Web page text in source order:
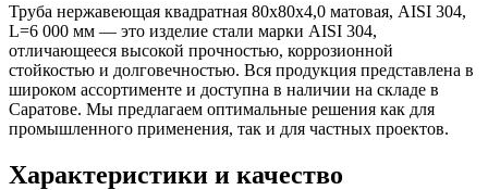
Труба нержавеющая квадратная 80х80х4,0 матовая, AISI 304,
L=6 000 мм — это изделие стали марки AISI 304,
отличающееся высокой прочностью, коррозионной
стойкостью и долговечностью. Вся продукция представлена в
широком ассортименте и доступна в наличии на складе в
Саратове. Мы предлагаем оптимальные решения как для
промышленного применения, так и для частных проектов.
Характеристики и качество